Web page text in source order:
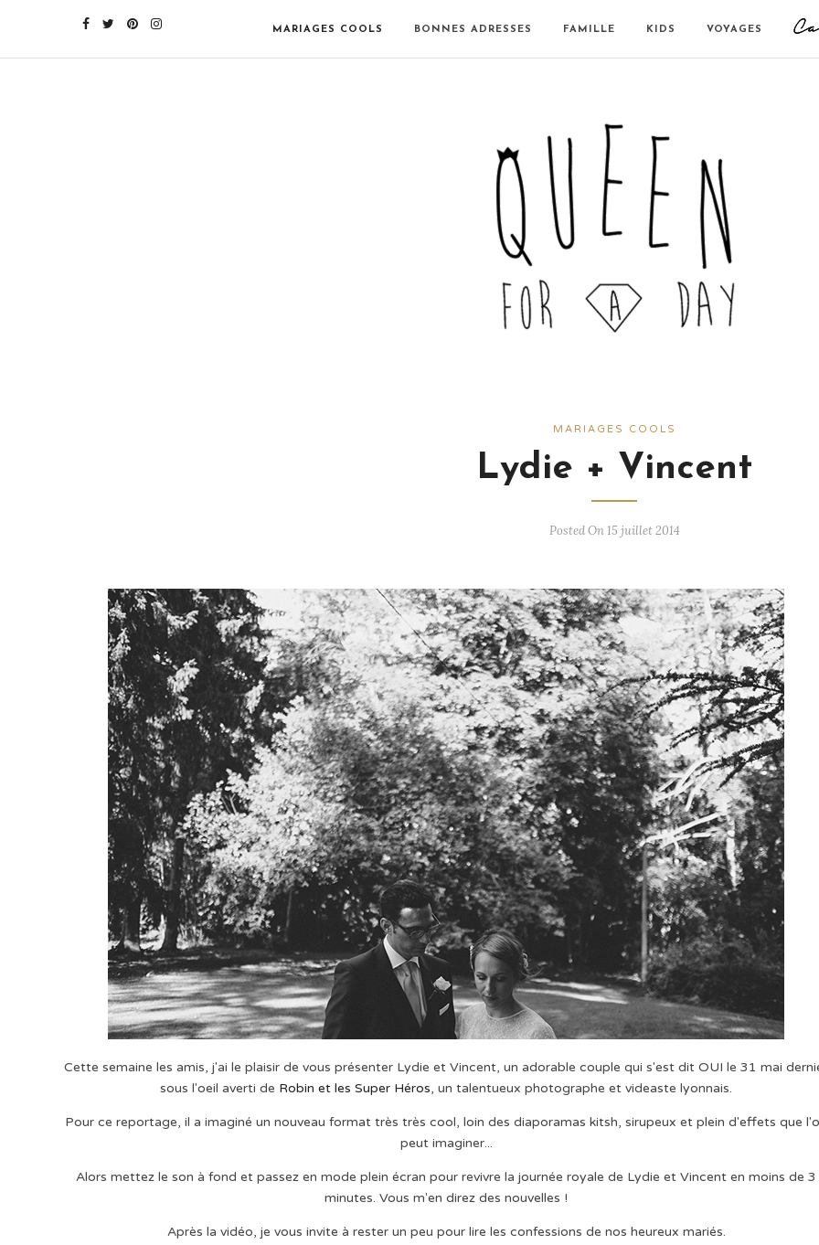
MARIAGES COOLS BONNES ADRESSES FAMILLE KIDS VOYAGES
MARIAGES COOLS
Lydie + Vincent
Posted On 15 juillet 2014
Cette semaine les amis, j'ai le plaisir de vous présenter Lydie et Vincent, un adorable couple qui s'est dit OUI le 31 mai
sous l'oeil averti de Robin et les Super Héros, un talentueux photographe et videaste lyonnais.
Pour ce reportage, il a imaginé un nouveau format très très cool, loin des diaporamas kitsh, sirupeux et plein d'effets que
peut imaginer...
Alors mettez le son à fond et passez en mode plein écran pour revivre la journée royale de Lydie et Vincent en moins de 3
minutes. Vous m'en direz des nouvelles !
Après la vidéo, je vous invite à rester un peu pour lire les confessions de nos heureux mariés.